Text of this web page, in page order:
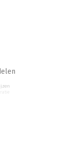
voor jou het
je huizen gaat